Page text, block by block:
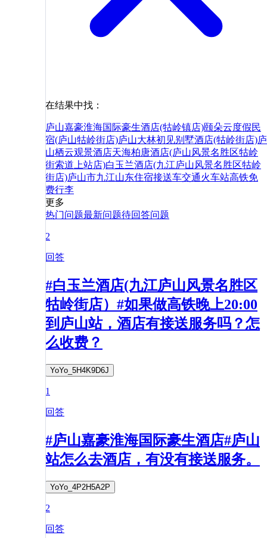
在结果中找：
庐山嘉豪淮海国际豪生酒店(牯岭镇店)颐朵云度假民
宿(庐山牯岭街店)庐山大林初见别墅酒店(牯岭街店)庐
山栖云观景酒店天海柏唐酒店(庐山风景名胜区牯岭
街索道上站店)白玉兰酒店(九江庐山风景名胜区牯岭
街店)庐山市九江山东住宿接送车交通火车站高铁免
费行李
更多
热门问题最新问题待回答问题
2
回答
#白玉兰酒店(九江庐山风景名胜区
牯岭街店）#如果做高铁晚上20:00
到庐山站，酒店有接送服务吗？怎
么收费？
YoYo_5H4K9D6J
1
回答
#庐山嘉豪淮海国际豪生酒店#庐山
站怎么去酒店，有没有接送服务。
YoYo_4P2H5A2P
2
回答